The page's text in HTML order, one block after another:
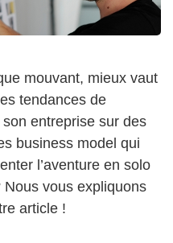
mouvant, mieux vaut
tendances de
son entreprise sur des
business model qui
l’aventure en solo
vous expliquons
article !